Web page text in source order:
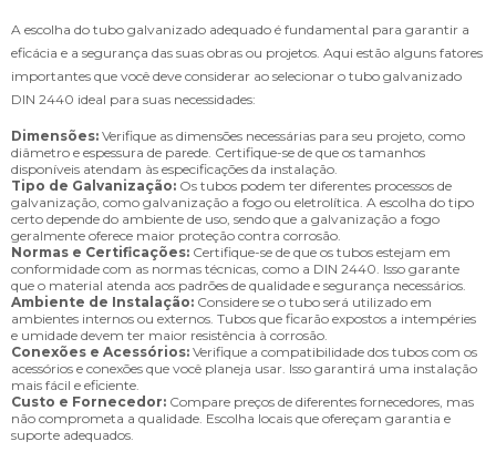
A escolha do tubo galvanizado adequado é fundamental para garantir a
eficácia e a segurança das suas obras ou projetos. Aqui estão alguns fatores
importantes que você deve considerar ao selecionar o tubo galvanizado
DIN 2440 ideal para suas necessidades:
Dimensões: Verifique as dimensões necessárias para seu projeto, como
diâmetro e espessura de parede. Certifique-se de que os tamanhos
disponíveis atendam às especificações da instalação.
Tipo de Galvanização: Os tubos podem ter diferentes processos de
galvanização, como galvanização a fogo ou eletrolítica. A escolha do tipo
certo depende do ambiente de uso, sendo que a galvanização a fogo
geralmente oferece maior proteção contra corrosão.
Normas e Certificações: Certifique-se de que os tubos estejam em
conformidade com as normas técnicas, como a DIN 2440. Isso garante
que o material atenda aos padrões de qualidade e segurança necessários.
Ambiente de Instalação: Considere se o tubo será utilizado em
ambientes internos ou externos. Tubos que ficarão expostos a intempéries
e umidade devem ter maior resistência à corrosão.
Conexões e Acessórios: Verifique a compatibilidade dos tubos com os
acessórios e conexões que você planeja usar. Isso garantirá uma instalação
mais fácil e eficiente.
Custo e Fornecedor: Compare preços de diferentes fornecedores, mas
não comprometa a qualidade. Escolha locais que ofereçam garantia e
suporte adequados.